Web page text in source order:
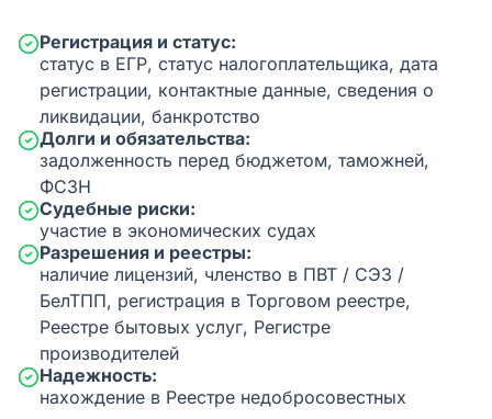
Регистрация и статус:
статус в ЕГР, статус налогоплательщика, дата
регистрации, контактные данные, сведения о
ликвидации, банкротство
Долги и обязательства:
задолженность перед бюджетом, таможней,
ФСЗН
Судебные риски:
участие в экономических судах
Разрешения и реестры:
наличие лицензий, членство в ПВТ / СЭЗ /
БелТПП, регистрация в Торговом реестре,
Реестре бытовых услуг, Регистре
производителей
Надежность:
нахождение в Реестре недобросовестных